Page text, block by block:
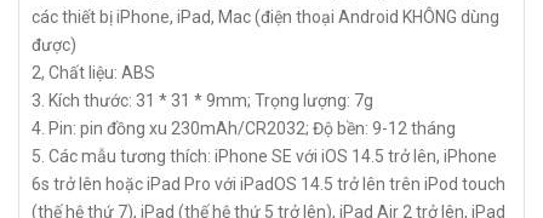
các thiết bị iPhone, iPad, Mac (điện thoại Android KHÔNG dùng
được)
2, Chất liệu: ABS
3. Kích thước: 31 * 31 * 9mm; Trọng lượng: 7g
4. Pin: pin đồng xu 230mAh/CR2032; Độ bền: 9-12 tháng
5. Các mẫu tương thích: iPhone SE với iOS 14.5 trở lên, iPhone
6s trở lên hoặc iPad Pro với iPadOS 14.5 trở lên trên iPod touch
(thế hệ thứ 7), iPad (thế hệ thứ 5 trở lên), iPad Air 2 trở lên, iPad